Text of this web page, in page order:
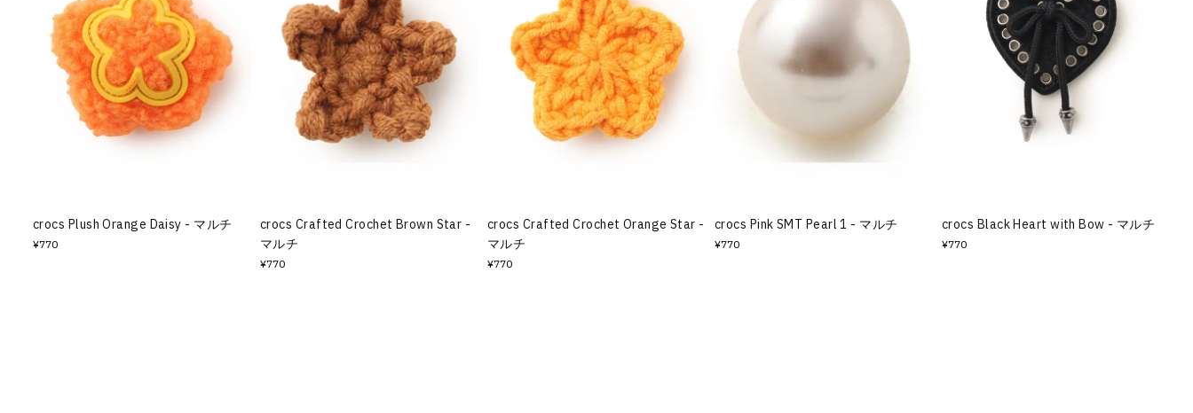
crocs Plush Orange Daisy - マルチ
¥770
crocs Crafted Crochet Brown Star -
マルチ
¥770
crocs Crafted Crochet Orange Star -
マルチ
¥770
crocs Pink SMT Pearl 1 - マルチ
¥770
crocs Black Heart with Bow - マルチ
¥770